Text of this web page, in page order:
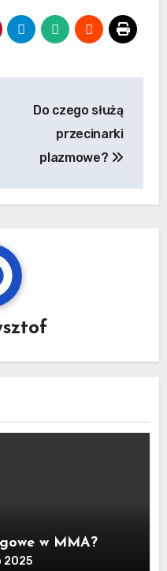
Do czego służą
przecinarki
plazmowe?
w MMA?
2025